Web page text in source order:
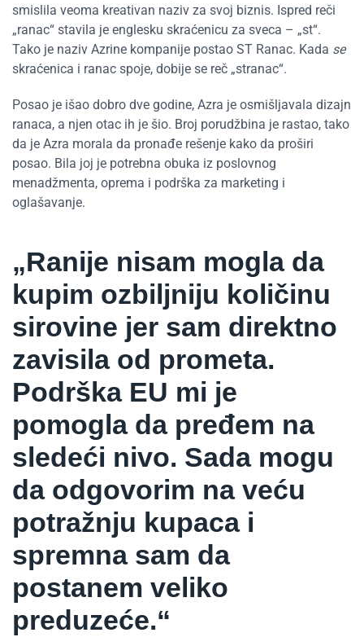
smislila veoma kreativan naziv za svoj biznis. Ispred reči
„ranac“ stavila je englesku skraćenicu za sveca – „st“.
Tako je naziv Azrine kompanije postao ST Ranac. Kada se
skraćenica i ranac spoje, dobije se reč „stranac“.
Posao je išao dobro dve godine, Azra je osmišljavala dizajn
ranaca, a njen otac ih je šio. Broj porudžbina je rastao, tako
da je Azra morala da pronađe rešenje kako da proširi
posao. Bila joj je potrebna obuka iz poslovnog
menadžmenta, oprema i podrška za marketing i
oglašavanje.
„Ranije nisam mogla da
kupim ozbiljniju količinu
sirovine jer sam direktno
zavisila od prometa.
Podrška EU mi je
pomogla da pređem na
sledeći nivo. Sada mogu
da odgovorim na veću
potražnju kupaca i
spremna sam da
postanem veliko
preduzeće.“